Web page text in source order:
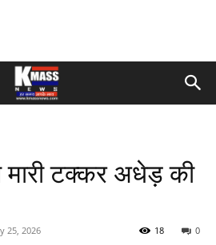
मारी टक्कर अधेड़ की
25, 2026 0
18